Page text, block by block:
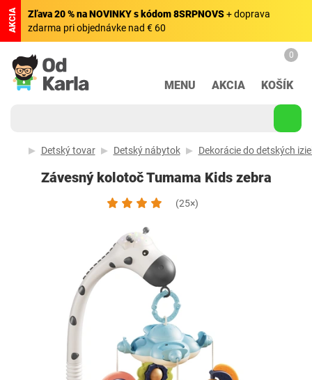
AKCIA Zľava 20 % na NOVINKY s kódom 8SRPNOVS+ doprava
zdarma pri objednávke nad € 60
MENU AKCIA
0
KOŠÍK
Detský tovar Detský nábytok Dekorácie do detských
Závesný kolotoč Tumama Kids zebra
(25×)